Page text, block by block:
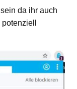
da ihr auch